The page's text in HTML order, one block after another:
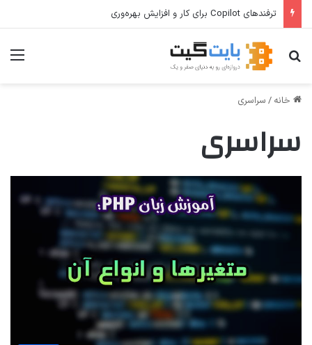
ترفندهای Copilot برای کار و افزایش بهره‌وری
جستجو برای
خانه / سراسری
سراسری